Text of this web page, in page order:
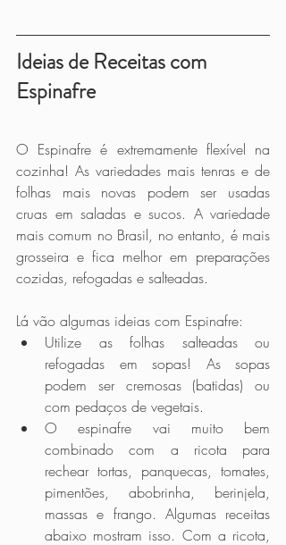
Ideias de Receitas com
Espinafre
O Espinafre é extremamente flexível na
cozinha! As variedades mais tenras e de
folhas mais novas podem ser usadas
cruas em saladas e sucos. A variedade
mais comum no Brasil, no entanto, é mais
grosseira e fica melhor em preparações
cozidas, refogadas e salteadas.
Lá vão algumas ideias com Espinafre:
Utilize as folhas salteadas ou
refogadas em sopas! As sopas
podem ser cremosas (batidas) ou
com pedaços de vegetais.
O espinafre vai muito bem
combinado com a ricota para
rechear tortas, panquecas, tomates,
pimentões, abobrinha, berinjela,
massas e frango. Algumas receitas
abaixo mostram isso. Com a ricota,